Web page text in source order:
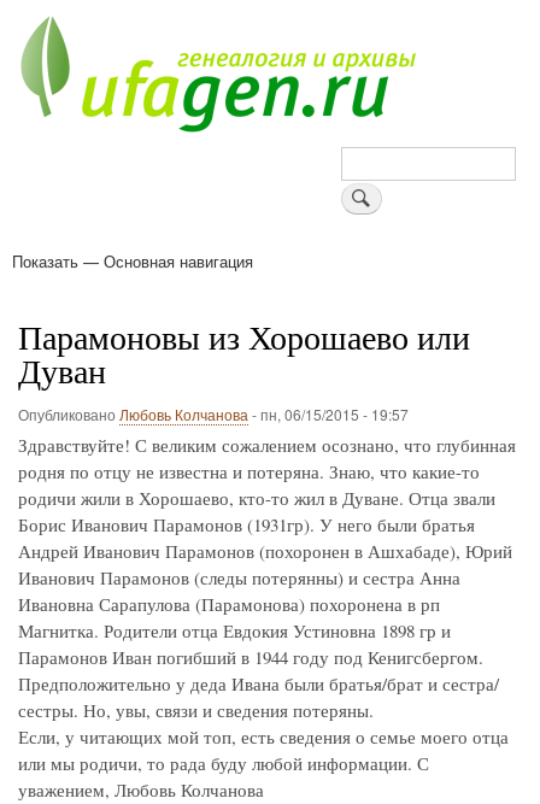
основному
содержанию
Поиск
Основная
Показать — Основная навигация
Парамоновы из Хорошаево или
Дуван
Опубликовано Любовь Колчанова -пн, 06/15/2015 - 19:57
Здравствуйте! С великим сожалением осознано, что глубинная
родня по отцу не известна и потеряна. Знаю, что какие-то
родичи жили в Хорошаево, кто-то жил в Дуване. Отца звали
Борис Иванович Парамонов (1931гр). У него были братья
Андрей Иванович Парамонов (похоронен в Ашхабаде), Юрий
Иванович Парамонов (следы потерянны) и сестра Анна
Ивановна Сарапулова (Парамонова) похоронена в рп
Магнитка. Родители отца Евдокия Устиновна 1898 гр и
Парамонов Иван погибший в 1944 году под Кенигсбергом.
Предположительно у деда Ивана были братья/брат и сестра/
сестры. Но, увы, связи и сведения потеряны.
Если, у читающих мой топ, есть сведения о семье моего отца
или мы родичи, то рада буду любой информации. С
уважением, Любовь Колчанова